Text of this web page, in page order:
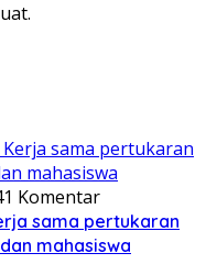
1 Komentar
sama pertukaran
mahasiswa